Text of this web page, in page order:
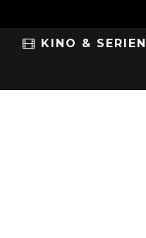
KINO & SERIEN